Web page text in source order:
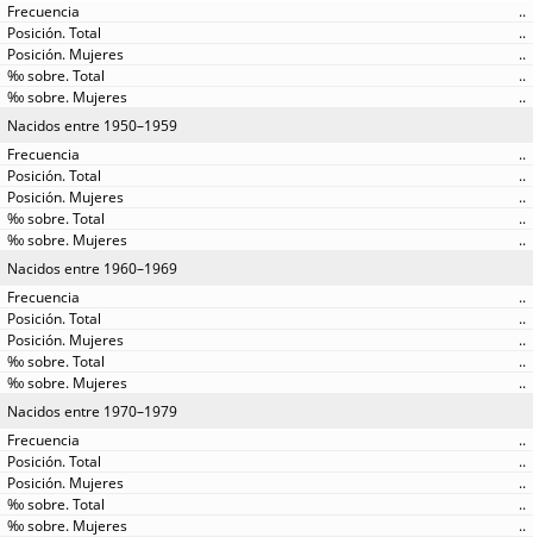
..
..
..
..
..
Nacidos entre 1950–1959
..
..
..
..
..
Nacidos entre 1960–1969
..
..
..
..
..
Nacidos entre 1970–1979
..
..
..
..
..